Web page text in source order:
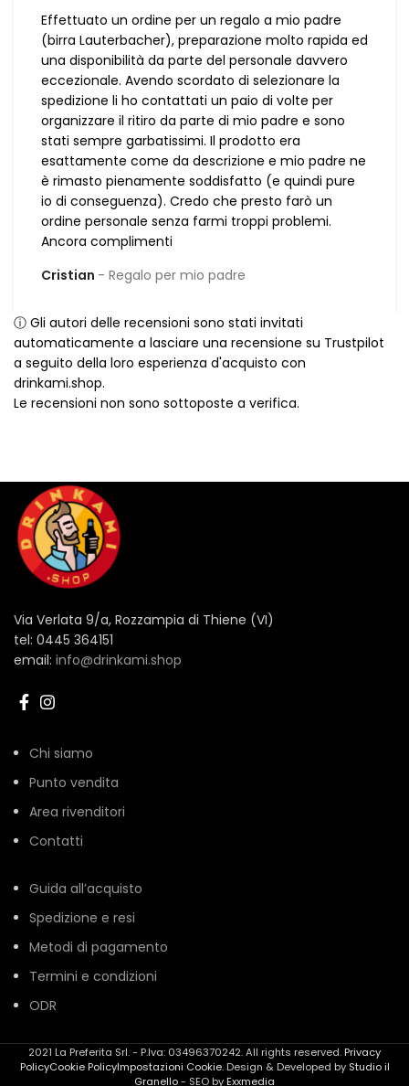
Effettuato un ordine per un regalo a mio padre
(birra Lauterbacher), preparazione molto rapida ed
una disponibilità da parte del personale davvero
eccezionale. Avendo scordato di selezionare la
spedizione li ho contattati un paio di volte per
organizzare il ritiro da parte di mio padre e sono
stati sempre garbatissimi. Il prodotto era
esattamente come da descrizione e mio padre ne
è rimasto pienamente soddisfatto (e quindi pure
io di conseguenza). Credo che presto farò un
ordine personale senza farmi troppi problemi.
Ancora complimenti
Cristian
Regalo per mio padre
ⓘ Gli autori delle recensioni sono stati invitati
automaticamente a lasciare una recensione su Trustpilot
a seguito della loro esperienza d'acquisto con
drinkami.shop.
Le recensioni non sono sottoposte a verifica.
Via Verlata 9/a, Rozzampia di Thiene (VI)
tel: 0445 364151
email: info@drinkami.shop
Chi siamo
Punto vendita
Area rivenditori
Contatti
Guida all’acquisto
Spedizione e resi
Metodi di pagamento
Termini e condizioni
ODR
2021 La Preferita Srl. - P.Iva: 03496370242. All rights reserved.Privacy
PolicyCookie PolicyImpostazioni Cookie. Design & Developed by Studio il
Granello- SEO byExxmedia